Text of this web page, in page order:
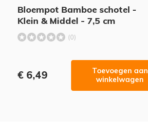
Bloempot Bamboe schotel -
Klein & Middel - 7,5 cm
(0)
€ 6,49
Toevoegen aan
winkelwagen